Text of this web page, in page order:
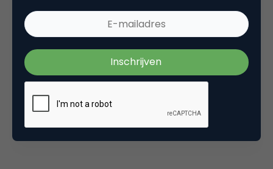
of dewebsitebezoeken. De video is geüpload op 14
april en is sindsdien 520.975 keer bekeken.
Jacques: The Sports Issue